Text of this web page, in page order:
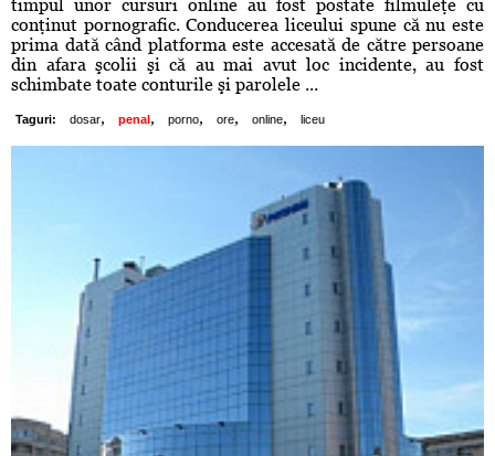
timpul unor cursuri online au fost postate filmuleţe cu
conţinut pornografic. Conducerea liceului spune că nu este
prima dată când platforma este accesată de către persoane
din afara şcolii şi că au mai avut loc incidente, au fost
schimbate toate conturile şi parolele ...
Taguri: dosar, penal , porno, ore, online, liceu